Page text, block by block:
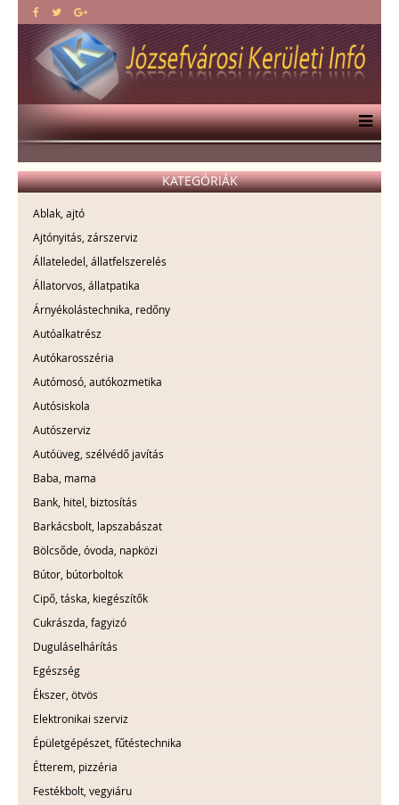
KATEGÓRIÁK
Ablak, ajtó
Ajtónyitás, zárszerviz
Állateledel, állatfelszerelés
Állatorvos, állatpatika
Árnyékolástechnika, redőny
Autóalkatrész
Autókarosszéria
Autómosó, autókozmetika
Autósiskola
Autószerviz
Autóüveg, szélvédő javítás
Baba, mama
Bank, hitel, biztosítás
Barkácsbolt, lapszabászat
Bölcsőde, óvoda, napközi
Bútor, bútorboltok
Cipő, táska, kiegészítők
Cukrászda, fagyizó
Duguláselhárítás
Egészség
Ékszer, ötvös
Elektronikai szerviz
Épületgépészet, fűtéstechnika
Étterem, pizzéria
Festékbolt, vegyiáru